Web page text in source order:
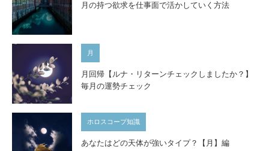
月の持つ欲求を仕事面で活かしていく方法
月
月回帰【ルナ・リターンチェックしましたか？】
毎月の運勢チェック
ホロスコープ知識
あなたはどの天体が強いタイプ？【月】編